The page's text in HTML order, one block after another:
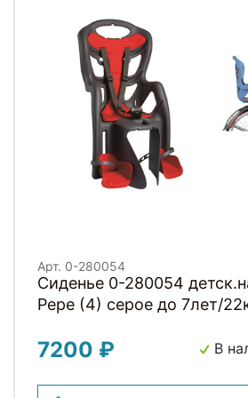
Арт. 0-280054
Сиденье 0-280054
Pepe (4) серое до 7лет/
7200 ₽ В